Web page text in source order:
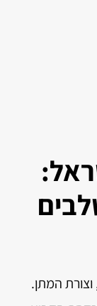
וצורת המתן.